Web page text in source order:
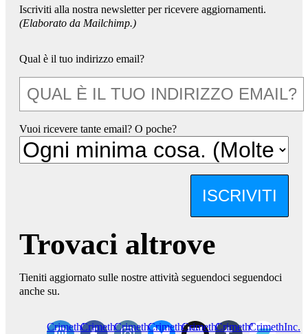
Iscriviti alla nostra newsletter per ricevere aggiornamenti.
(Elaborato da Mailchimp.)
Qual è il tuo indirizzo email?
Vuoi ricevere tante email? O poche?
ISCRIVITI
Trovaci altrove
Tieniti aggiornato sulle nostre attività seguendoci seguendoci
anche su.
CrimethInc.Crimethinc.Crimethinc.Crimethinc.CrimethInc.CrimethInc.CrimethInc.